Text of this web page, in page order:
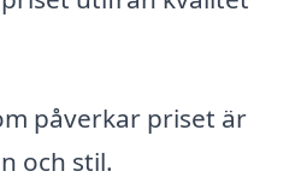
påverkar priset är
och stil.